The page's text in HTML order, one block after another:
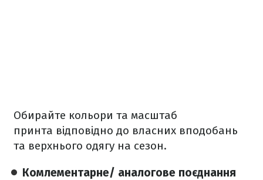
Обирайте кольори та масштаб
принта відповідно до власних вподобань
та верхнього одягу на сезон.
Комлементарне/ аналогове поєднання